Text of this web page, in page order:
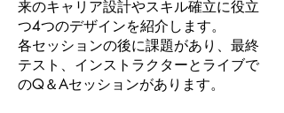
来のキャリア設計やスキル確立に役立
つ4つのデザインを紹介します。
各セッションの後に課題があり、最終
テスト、インストラクターとライブで
のQ＆Aセッションがあります。